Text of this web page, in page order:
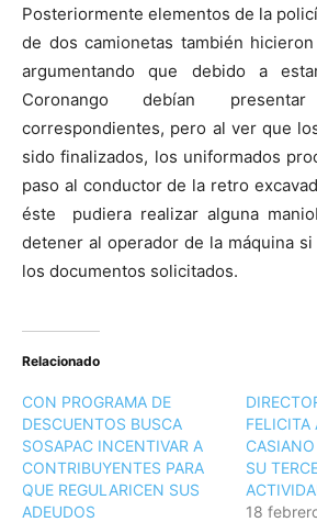
Posteriormente elementos de la
de dos camionetas también
argumentando que debido a
Coronango debían
correspondientes, pero al ver que
sido finalizados, los uniformados
paso al conductor de la retro
éste pudiera realizar alguna
detener al operador de la máquina
los documentos solicitados.
Relacionado
CON PROGRAMA DE
DESCUENTOS BUSCA
SOSAPAC INCENTIVAR A
CONTRIBUYENTES PARA
QUE REGULARICEN SUS
ADEUDOS
FELICITA
SU
18